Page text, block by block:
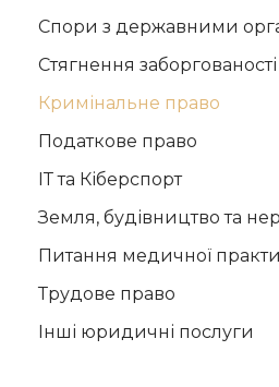
Спори з державними
Стягнення заборгованості
Кримінальне право
Податкове право
ІТ та Кіберспорт
Земля, будівництво та
Питання медичної
Трудове право
Інші юридичні послуги